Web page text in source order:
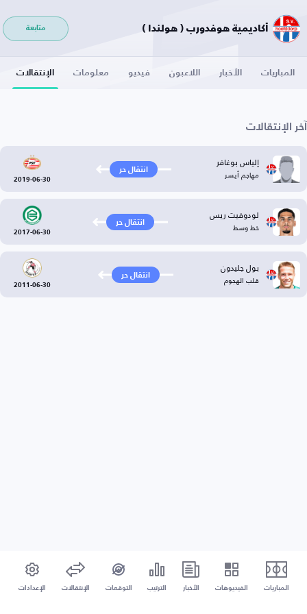
أكاديمية هوفدورب ( هولندا ) متابعة
المباريات الأخبار اللاعبون فيديو معلومات الإنتقالات
آخر الإنتقالات
إلياس بوغافر
مهاجم أيسر انتقال حر
2019-06-30
لودوفيت ريس
خط وسط انتقال حر
2017-06-30
بول جليدون
قلب الهجوم انتقال حر
2011-06-30
المباريات الفيديوهات الأخبار الترتيب التوقعات الإنتقالات الإعدادات